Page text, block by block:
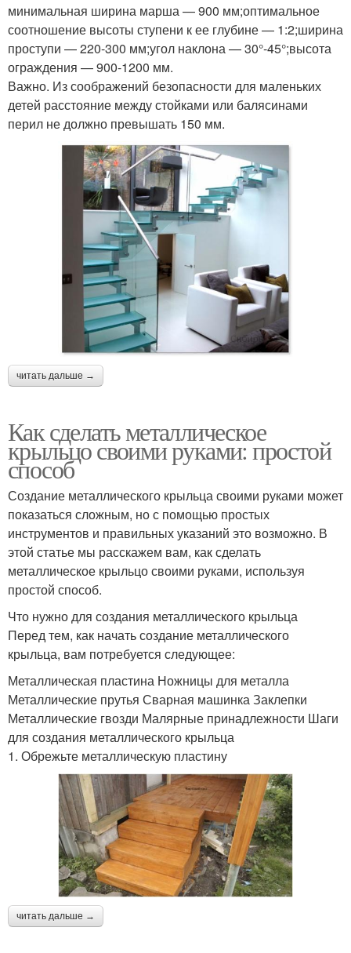
минимальная ширина марша — 900 мм;оптимальное
соотношение высоты ступени к ее глубине — 1:2;ширина
проступи — 220-300 мм;угол наклона — 30°-45°;высота
ограждения — 900-1200 мм.
Важно. Из соображений безопасности для маленьких
детей расстояние между стойками или балясинами
перил не должно превышать 150 мм.
читать дальше →
Как сделать металлическое
крыльцо своими руками: простой
способ
Создание металлического крыльца своими руками может
показаться сложным, но с помощью простых
инструментов и правильных указаний это возможно. В
этой статье мы расскажем вам, как сделать
металлическое крыльцо своими руками, используя
простой способ.
Что нужно для создания металлического крыльца
Перед тем, как начать создание металлического
крыльца, вам потребуется следующее:
Металлическая пластина Ножницы для металла
Металлические прутья Сварная машинка Заклепки
Металлические гвозди Малярные принадлежности Шаги
для создания металлического крыльца
1. Обрежьте металлическую пластину
читать дальше →